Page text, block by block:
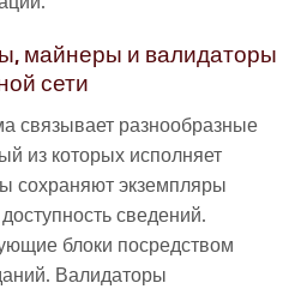
майнеры и валидаторы
сети
связывает разнообразные
из которых исполняет
сохраняют экземпляры
сведений.
блоки посредством
Валидаторы